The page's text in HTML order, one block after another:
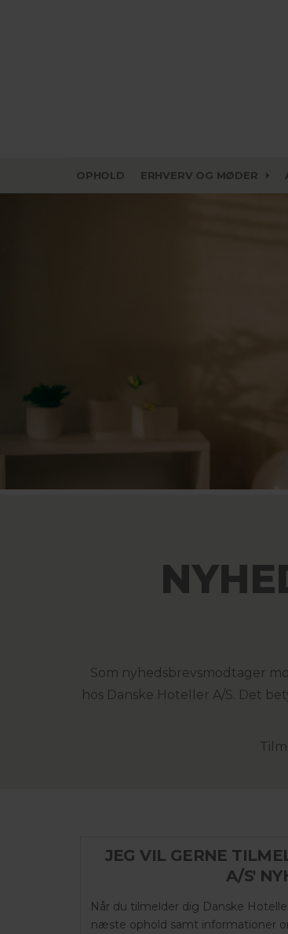
OPHOLD ERHVERV OG MØDER
Som nyhedsbrevsmodtager
hos Danske Hoteller A/S. Det
JEG VIL GERNE
A/S'
Når du tilmelder dig Danske
næste ophold samt informationer